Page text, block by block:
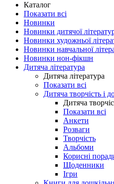
Каталог
Показати всі
Новинки
Новинки дитячої
Новинки художньої
Новинки навчальної
Новинки нон-фікшн
Дитяча література
Дитяча література
Показати всі
Дитяча творчість і
Дитяча
Показати всі
Анкети
Розваги
Творчість
Альбоми
Корисні
Щоденники
Ігри